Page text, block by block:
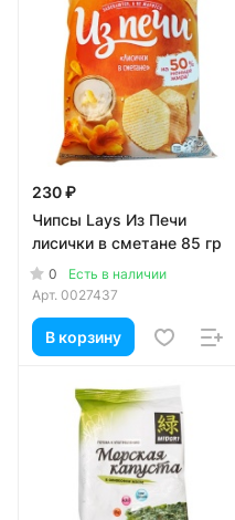
230 ₽
Чипсы Lays Из Печи
лисички в сметане 85 гр
0
Есть в наличии
Арт. 0027437
В корзину